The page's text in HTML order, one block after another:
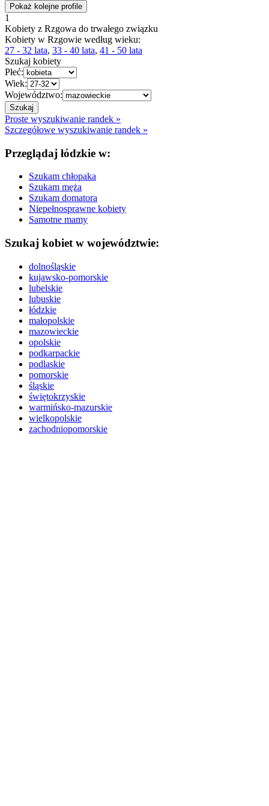
Pokaż kolejne profile
1
Kobiety z Rzgowa do trwałego związku
Kobiety w Rzgowie według wieku:
27 - 32 lata, 33 - 40 lata, 41 - 50 lata
Szukaj kobiety
Płeć:
Wiek:
Województwo:
Proste wyszukiwanie randek »
Szczegółowe wyszukiwanie randek »
Przeglądaj łódzkie w:
Szukam chłopaka
Szukam męża
Szukam domatora
Niepełnosprawne kobiety
Samotne mamy
Szukaj kobiet w województwie:
dolnośląskie
kujawsko-pomorskie
lubelskie
lubuskie
łódzkie
małopolskie
mazowieckie
opolskie
podkarpackie
podlaskie
pomorskie
śląskie
świętokrzyskie
warmińsko-mazurskie
wielkopolskie
zachodniopomorskie